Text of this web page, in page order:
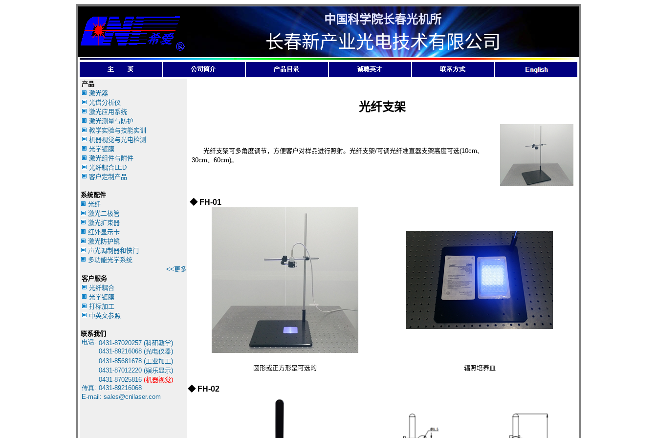
中国科学院长春光机所
长春新产业光电技术有限公司
产品
激光器
光谱分析仪
激光应用系统
激光测量与防护
教学实验与技能实训
机器视觉与光电检测
光学镀膜
激光组件与附件
光纤耦合LED
客户定制产品
系统配件
光纤
激光二极管
激光扩束器
红外显示卡
激光防护镜
声光调制器和快门
多功能光学系统
<<更多
客户服务
光纤耦合
光学镀膜
打标加工
中英文参照
联系我们
电话: 0431-87020257 (科研教学)
0431-89216068 (光电仪器)
0431-85681678 (工业加工)
0431-87012220 (娱乐显示)
0431-87025816 (机器视觉)
传真: 0431-89216068
E-mail: sales@cnilaser.com
光纤支架
光纤支架可多角度调节，方便客户对样品进行照射。光纤支架/可调光纤准直器支架高度可选(10cm、
30cm、60cm)。
◆ FH-01
圆形或正方形是可选的 辐照培养皿
◆ FH-02